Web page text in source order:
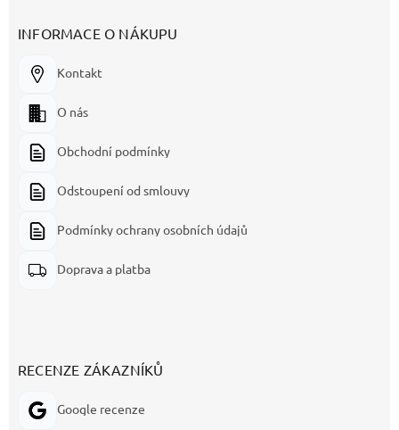
INFORMACE O NÁKUPU
Kontakt
O nás
Obchodní podmínky
Odstoupení od smlouvy
Podmínky ochrany osobních údajů
Doprava a platba
RECENZE ZÁKAZNÍKŮ
Google recenze